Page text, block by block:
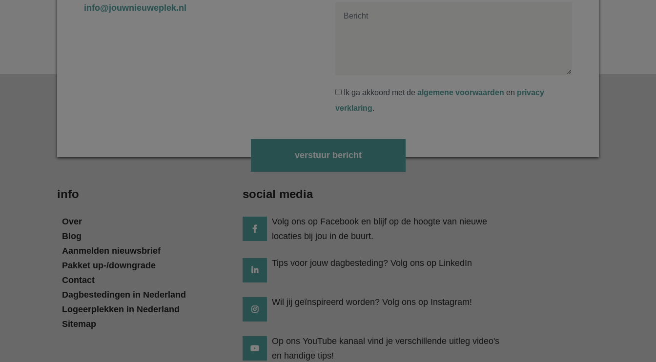
info@jouwnieuweplek.nl
Ik ga akkoord met de algemene voorwaarden en privacy
verklaring.
info
Over
Blog
Aanmelden nieuwsbrief
Pakket up-/downgrade
Contact
Dagbestedingen in Nederland
Logeerplekken in Nederland
Sitemap
social media
Volg ons op Facebook en blijf op de hoogte van nieuwe
locaties bij jou in de buurt.
Tips voor jouw dagbesteding? Volg ons op LinkedIn
Wil jij geïnspireerd worden? Volg ons op Instagram!
Op ons YouTube kanaal vind je verschillende uitleg video's
en handige tips!